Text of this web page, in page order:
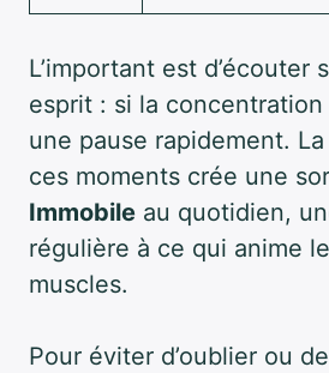
L’important est d’écouter
esprit : si la
une pause rapidement.
ces moments crée une
Immobile au quotidien,
régulière à ce qui anime
muscles.
Pour éviter d’oublier ou